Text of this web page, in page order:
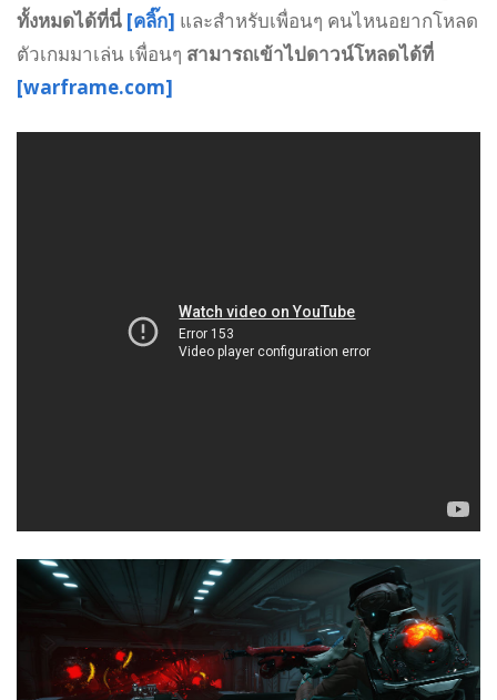
ทั้งหมดได้ที่นี่ [คลิ๊ก] และสำหรับเพื่อนๆ คนไหนอยากโหลด
ตัวเกมมาเล่น เพื่อนๆ สามารถเข้าไปดาวน์โหลดได้ที่
[warframe.com]